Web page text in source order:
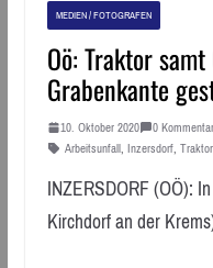
MEDIEN / FOTOGRAFEN
Oö: Traktor
Grabenkante
10. Oktober 2020
0
Arbeitsunfall, Inzersdorf, Traktor
INZERSDORF (OÖ):
Kirchdorf an der